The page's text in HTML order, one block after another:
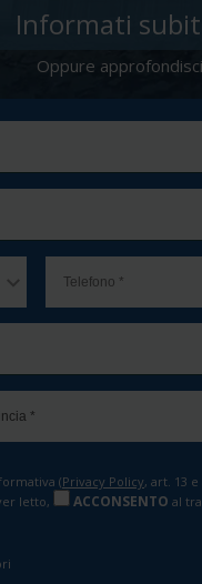
Informati
Oppure approfondisci
(Privacy Policy, art. 13 e
letto,
ACCONSENTO al